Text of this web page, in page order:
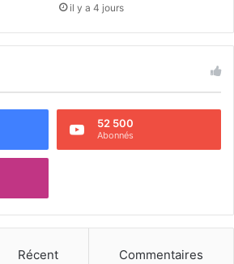
il y a 4 jours
52 500
Abonnés
Récent Commentaires